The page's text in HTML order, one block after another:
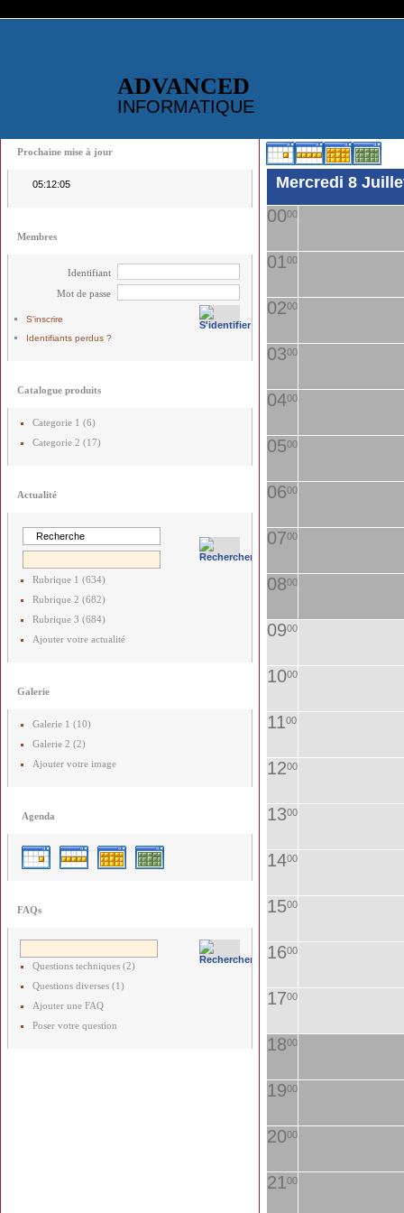
ADVANCED
INFORMATIQUE
Prochaine mise à jour
05:12:05
Membres
Identifiant
Mot de passe
S'inscrire
Identifiants perdus ?
Catalogue produits
Categorie 1 (6)
Categorie 2 (17)
Actualité
Rubrique 1 (634)
Rubrique 2 (682)
Rubrique 3 (684)
Ajouter votre actualité
Galerie
Galerie 1 (10)
Galerie 2 (2)
Ajouter votre image
Agenda
FAQs
Questions techniques (2)
Questions diverses (1)
Ajouter une FAQ
Poser votre question
Mercredi 8
0000
0100
0200
0300
0400
0500
0600
0700
0800
0900
1000
1100
1200
1300
1400
1500
1600
1700
1800
1900
2000
2100